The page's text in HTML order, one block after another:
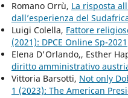
Romano Orrù, La risposta
dall’esperienza del
Luigi Colella, Fattore
(2021): DPCE Online Sp-2021
Elena D'Orlando,, Esther
diritto amministrativo
Vittoria Barsotti, Not only
1 (2023): The American